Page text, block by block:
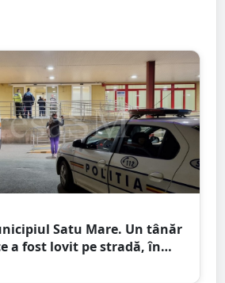
Satu Mare. Un tânăr
a fost lovit pe stradă, în